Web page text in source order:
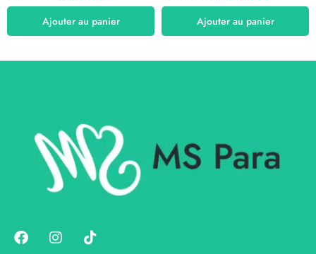
Ajouter au panier Ajouter au panier